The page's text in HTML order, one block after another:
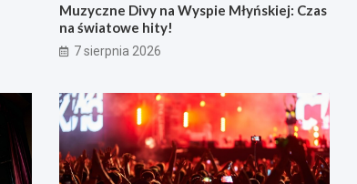
Muzyczne Divy na Wyspie Młyńskiej: Czas
na światowe hity!
7 sierpnia 2026